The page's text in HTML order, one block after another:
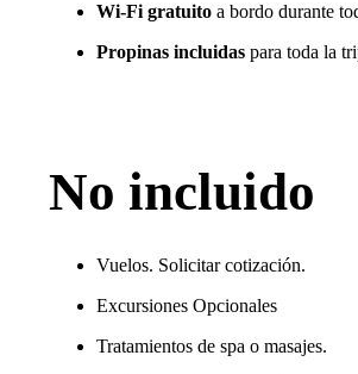
Wi-Fi gratuitoa bordo durante
Propinas incluidaspara toda la
No incluido
Vuelos. Solicitar cotización.
Excursiones Opcionales
Tratamientos de spa o masajes.